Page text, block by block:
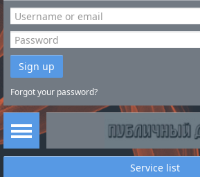
Sign up
Forgot your password?
Service list